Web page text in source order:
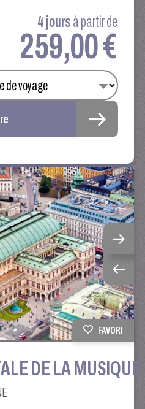
4 joursà partir de
259,00 €
FAVORI
DE LA MUSIQUE